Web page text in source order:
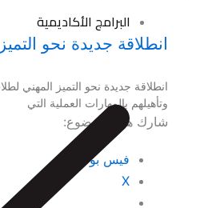
البرامج الأكاديمية
انطلاقة جديدة نحو
انطلاقة جديدة نحو التميز المهني
وتأهيلهم بالمهارات العملية التي
شارك هذا الموضوع:
فيس بوك
X